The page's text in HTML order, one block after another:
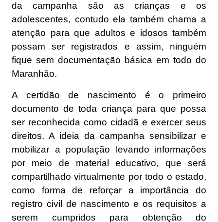
da campanha são as crianças e os
adolescentes, contudo ela também chama a
atenção para que adultos e idosos também
possam ser registrados e assim, ninguém
fique sem documentação básica em todo do
Maranhão.
A certidão de nascimento é o primeiro
documento de toda criança para que possa
ser reconhecida como cidadã e exercer seus
direitos. A ideia da campanha sensibilizar e
mobilizar a população levando informações
por meio de material educativo, que será
compartilhado virtualmente por todo o estado,
como forma de reforçar a importância do
registro civil de nascimento e os requisitos a
serem cumpridos para obtenção do